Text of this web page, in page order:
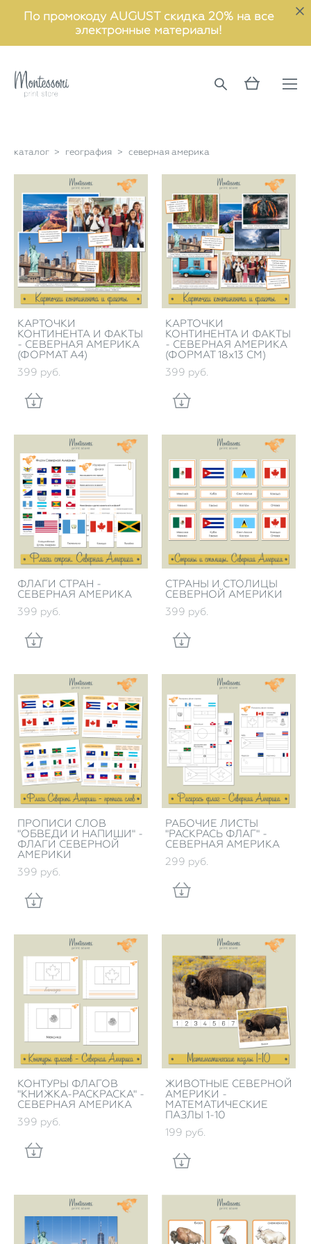
По промокоду AUGUST скидка 20% на все
электронные материалы!
каталог > география > северная америка
КАРТОЧКИ
КОНТИНЕНТА И ФАКТЫ
- СЕВЕРНАЯ АМЕРИКА
(ФОРМАТ А4)
399 pуб.
КАРТОЧКИ
КОНТИНЕНТА И ФАКТЫ
- СЕВЕРНАЯ АМЕРИКА
(ФОРМАТ 18х13 СМ)
399 pуб.
ФЛАГИ СТРАН -
СЕВЕРНАЯ АМЕРИКА
399 pуб.
СТРАНЫ И СТОЛИЦЫ
СЕВЕРНОЙ АМЕРИКИ
399 pуб.
ПРОПИСИ СЛОВ
"ОБВЕДИ И НАПИШИ" -
ФЛАГИ СЕВЕРНОЙ
АМЕРИКИ
399 pуб.
РАБОЧИЕ ЛИСТЫ
"РАСКРАСЬ ФЛАГ" -
СЕВЕРНАЯ АМЕРИКА
299 pуб.
КОНТУРЫ ФЛАГОВ
"КНИЖКА-РАСКРАСКА" -
СЕВЕРНАЯ АМЕРИКА
399 pуб.
ЖИВОТНЫЕ СЕВЕРНОЙ
АМЕРИКИ -
МАТЕМАТИЧЕСКИЕ
ПАЗЛЫ 1-10
199 pуб.